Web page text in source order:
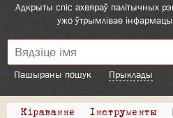
Адкрыты спіс ахвяраў палітычных
ужо ўтрымлівае
Пашыраны пошук Прыклады
Кіраванне Інструменты |